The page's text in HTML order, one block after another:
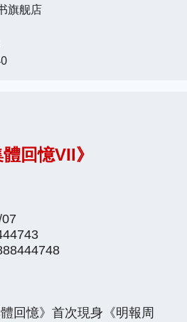
旗舰店
回憶VII》
回憶》首次現身《明報周